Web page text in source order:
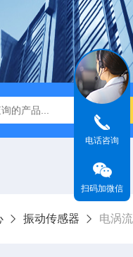
三轴振动传感器 加速度
振动传感器 电涡
电话咨询
扫码加微信